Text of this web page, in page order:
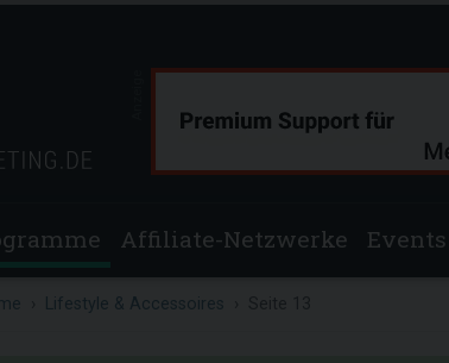
Affiliate-Netzwerke Events
Lifestyle & Accessoires